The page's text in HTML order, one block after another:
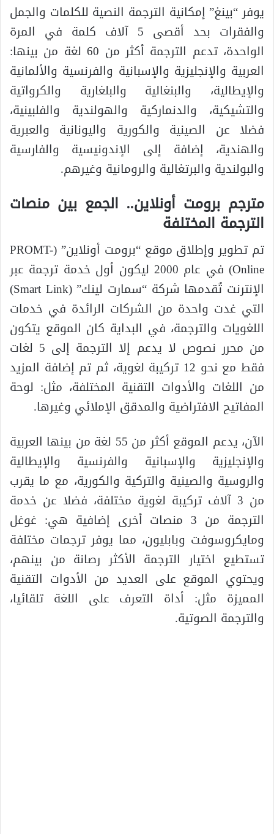
يوفر “بينغ” إمكانية الترجمة النصية للكلمات والجمل
والفقرات بحد أقصى 5 آلاف كلمة في المرة
الواحدة، تدعم الترجمة أكثر من 60 لغة من بينها:
العربية والإنجليزية والإسبانية والفرنسية والألمانية
والإيطالية، والبنغالية والبلغارية والكرواتية
والتشيكية، والدنماركية والهولندية والفلبينية،
فضلا عن الصينية والكورية واليونانية والعبرية
والهندية، إضافة إلى الإندونيسية والفارسية
والبولندية والبرتغالية والرومانية وغيرهم.
مترجم برومت أونلاين.. الجمع بين منصات
الترجمة المختلفة
تم تطوير وإطلاق موقع “برومت أونلاين” (PROMT-
Online) في عام 2000 ليكون أول خدمة ترجمة عبر
الإنترنت تُقدمها شركة “سمارت لينك” (Smart Link)
التي غدت واحدة من الشركات الرائدة في خدمات
اللغويات والترجمة، في البداية كان الموقع يتكون
من محرر نصوص لا يدعم إلا الترجمة إلى 5 لغات
فقط مع نحو 12 تركيبة لغوية، ثم تم إضافة المزيد
من اللغات والأدوات التقنية المختلفة، مثل: لوحة
المفاتيح الافتراضية والمدقق الإملائي وغيرها.
الآن، يدعم الموقع أكثر من 55 لغة من بينها العربية
والإنجليزية والإسبانية والفرنسية والإيطالية
والروسية والصينية والتركية والكورية، مع ما يقرب
من 3 آلاف تركيبة لغوية مختلفة، فضلا عن خدمة
الترجمة من 3 منصات أخرى إضافية هي: غوغل
ومايكروسوفت وبابليون، مما يوفر ترجمات مختلفة
تستطيع اختيار الترجمة الأكثر رصانة من بينهم،
ويحتوي الموقع على العديد من الأدوات التقنية
المميزة مثل: أداة التعرف على اللغة تلقائيا،
والترجمة الصوتية.